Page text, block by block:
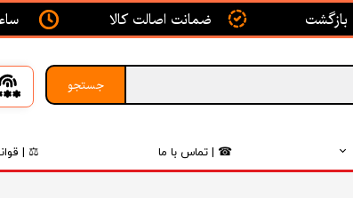
جستجو
☎ | تماس با ما ⚖ |
ضمانت اصالت کالا